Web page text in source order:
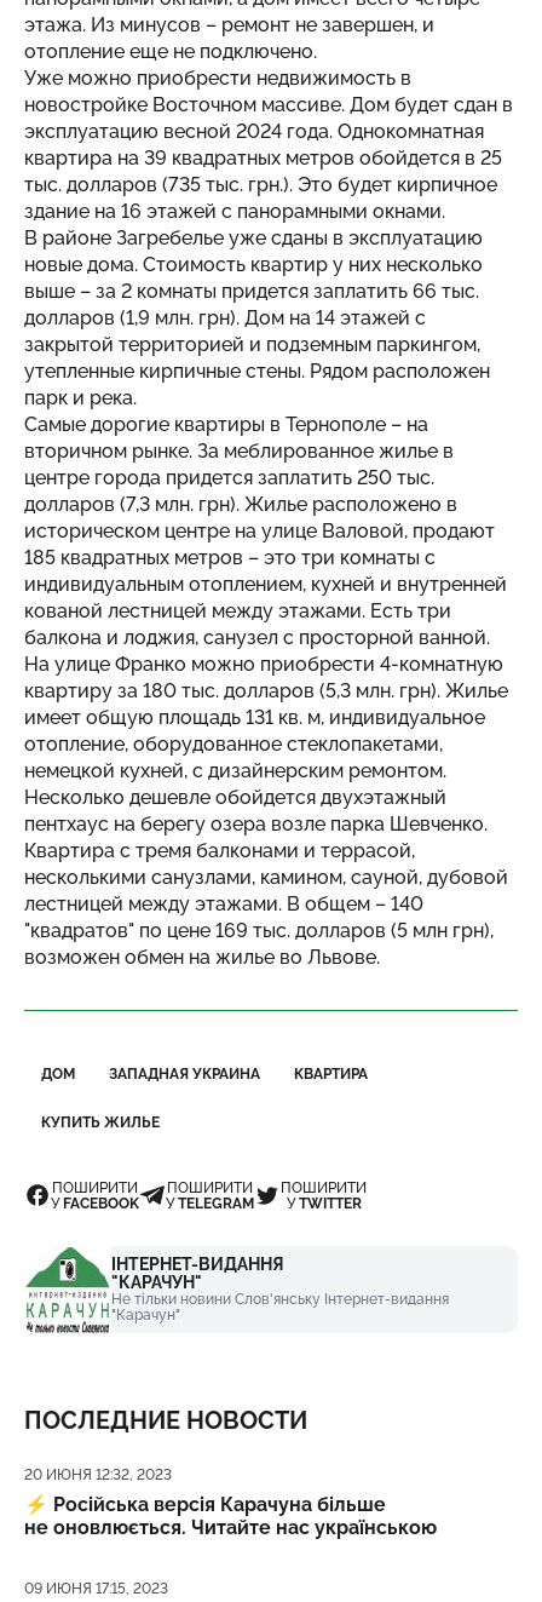
этажа. Из минусов – ремонт не завершен, и
отопление еще не подключено.
Уже можно приобрести недвижимость в
новостройке Восточном массиве. Дом будет сдан в
эксплуатацию весной 2024 года. Однокомнатная
квартира на 39 квадратных метров обойдется в 25
тыс. долларов (735 тыс. грн.). Это будет кирпичное
здание на 16 этажей с панорамными окнами.
В районе Загребелье уже сданы в эксплуатацию
новые дома. Стоимость квартир у них несколько
выше – за 2 комнаты придется заплатить 66 тыс.
долларов (1,9 млн. грн). Дом на 14 этажей с
закрытой территорией и подземным паркингом,
утепленные кирпичные стены. Рядом расположен
парк и река.
Самые дорогие квартиры в Тернополе – на
вторичном рынке. За меблированное жилье в
центре города придется заплатить 250 тыс.
долларов (7,3 млн. грн). Жилье расположено в
историческом центре на улице Валовой, продают
185 квадратных метров – это три комнаты с
индивидуальным отоплением, кухней и внутренней
кованой лестницей между этажами. Есть три
балкона и лоджия, санузел с просторной ванной.
На улице Франко можно приобрести 4-комнатную
квартиру за 180 тыс. долларов (5,3 млн. грн). Жилье
имеет общую площадь 131 кв. м, индивидуальное
отопление, оборудованное стеклопакетами,
немецкой кухней, с дизайнерским ремонтом.
Несколько дешевле обойдется двухэтажный
пентхаус на берегу озера возле парка Шевченко.
Квартира с тремя балконами и террасой,
несколькими санузлами, камином, сауной, дубовой
лестницей между этажами. В общем – 140
"квадратов" по цене 169 тыс. долларов (5 млн грн),
возможен обмен на жилье во Львове.
ДОМ ЗАПАДНАЯ УКРАИНА КВАРТИРА
КУПИТЬ ЖИЛЬЕ
ПОШИРИТИ
УFACEBOOK
ПОШИРИТИ
УTELEGRAM
ПОШИРИТИ
УTWITTER
ІНТЕРНЕТ-ВИДАННЯ
"КАРАЧУН"
Не тільки новини Слов'янську Інтернет-видання
"Карачун"
ПОСЛЕДНИЕ НОВОСТИ
Дата публикации
20 ИЮНЯ 12:32, 2023
⚡️ Російська версія Карачуна більше
не оновлюється. Читайте нас українською
Дата публикации
09 ИЮНЯ 17:15, 2023